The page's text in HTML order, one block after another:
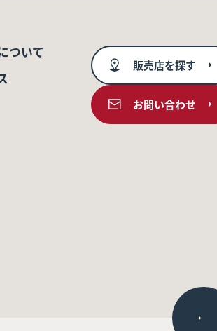
ついて
販売店を探す
お問い合わせ